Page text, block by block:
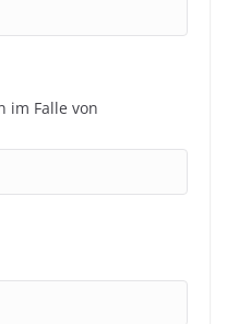
im Falle von